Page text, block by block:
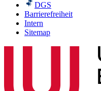
DGS
Barrierefreiheit
Intern
Sitemap